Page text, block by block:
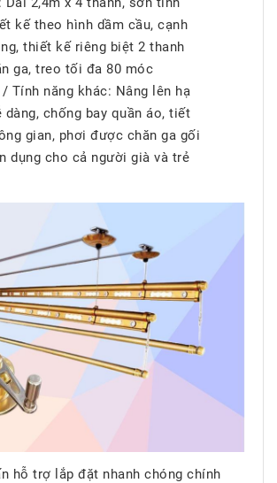
kế theo hình dầm cầu, cạnh
thiết kế riêng biệt 2 thanh
ga, treo tối đa 80 móc
Tính năng khác: Nâng lên hạ
dàng, chống bay quần áo, tiết
gian, phơi được chăn ga gối
dụng cho cả người già và trẻ
hỗ trợ lắp đặt nhanh chóng chính